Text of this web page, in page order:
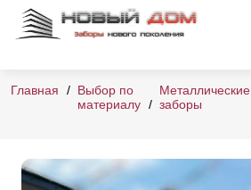
Главная
Выбор по
материалу
Металлические
заборы